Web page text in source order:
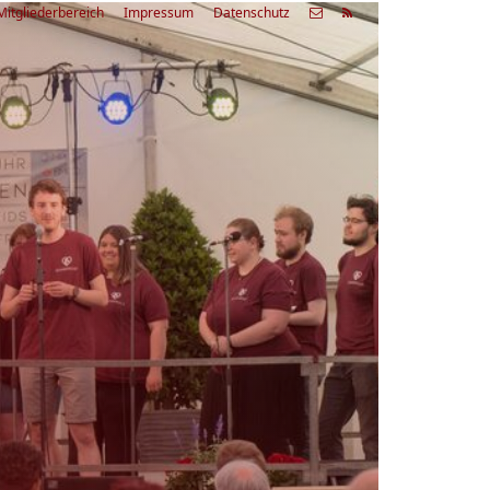
Impressum Datenschutz
Letzte Alle
Acapella Week - offen
alle
Uhr
Zum Workshop